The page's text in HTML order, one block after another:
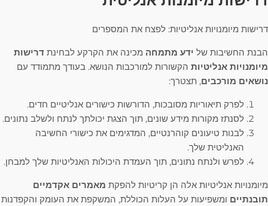
דרישות מיומנויות אנליטיות: לפצח את המספרים
הבנת החשיבות של ידע מתמחה מכינה את הקרקע לבחינת דרישות
מיומנויות אנליטיות הקשורות למורכבות הנושא. בעודך מתמודד עם
נושאים מורכבים, תצטרך:
לפרק תיאוריות מסובכות, הדורשות כישורים אנליטיים חדים.
לסנתז מקורות מידע שונים, תוך הצגת יכולתך לנתח ולשלב נתונים.
לבנות טיעונים קוהרנטיים, המדגימים את כישורי החשיבה
האנליטית שלך.
לפרש ולנתח נתונים, תוך העמדת היכולות האנליטיות שלך למבחן.
מיומנויות אנליטיות אלה הן קריטיות להפקת מאמרים אקדמיים
תובנתיים ומשפיעות על העלות הכוללת, המשקפת את העומק והקפדנות